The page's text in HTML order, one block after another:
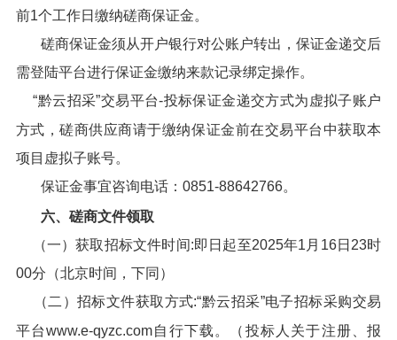
前1个工作日缴纳磋商保证金。
磋商保证金须从开户银行对公账户转出，保证金递交后
需登陆平台进行保证金缴纳来款记录绑定操作。
“黔云招采”交易平台-投标保证金递交方式为虚拟子账户
方式，磋商供应商请于缴纳保证金前在交易平台中获取本
项目虚拟子账号。
保证金事宜咨询电话：0851-88642766。
六、磋商文件领取
（一）获取招标文件时间:即日起至2025年1月16日23时
00分（北京时间，下同）
（二）招标文件获取方式:“黔云招采”电子招标采购交易
平台www.e-qyzc.com自行下载。（投标人关于注册、报